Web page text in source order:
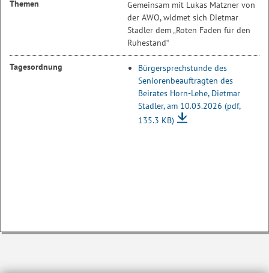
Themen
Gemeinsam mit Lukas Matzner von
der AWO, widmet sich Dietmar
Stadler dem „Roten Faden für den
Ruhestand“
Tagesordnung
Bürgersprechstunde des
Seniorenbeauftragten des
Beirates Horn-Lehe, Dietmar
Stadler, am 10.03.2026 (pdf,
135.3 KB)